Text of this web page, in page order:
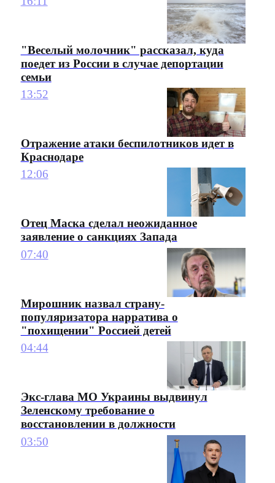
"Веселый молочник" рассказал, куда
поедет из России в случае депортации
семьи
13:52
Отражение атаки беспилотников идет в
Краснодаре
12:06
Отец Маска сделал неожиданное
заявление о санкциях Запада
07:40
Мирошник назвал страну-
популяризатора нарратива о
"похищении" Россией детей
04:44
Экс-глава МО Украины выдвинул
Зеленскому требование о
восстановлении в должности
03:50